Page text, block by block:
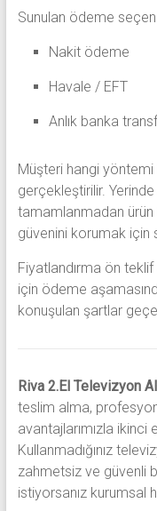
Sunulan ödeme
Nakit ödeme
Havale / EFT
Anlık banka
Müşteri hangi
gerçekleştirilir. Yerinde
tamamlanmadan ürün
güvenini korumak için
Fiyatlandırma ön
için ödeme
konuşulan şartlar
Riva 2.El Televizyon
teslim alma,
avantajlarımızla ikinci
Kullanmadığınız
zahmetsiz ve güvenli
istiyorsanız kurumsal